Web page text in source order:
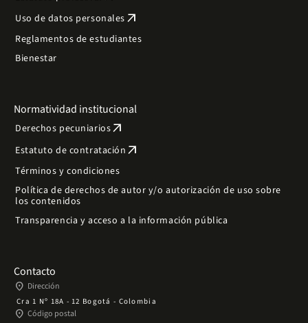
Uso de datos personales arrow_outward
Reglamentos de estudiantes
Bienestar
Normatividad institucional
Derechos pecuniariosarrow_outward
Estatuto de contratación arrow_outward
Términos y condiciones
Política de derechos de autor y/o autorización de uso sobre
los contenidos
Transparencia y acceso a la información pública
Contacto
place Dirección
Cra 1 Nº 18A - 12 Bogotá - Colombia
place Código postal